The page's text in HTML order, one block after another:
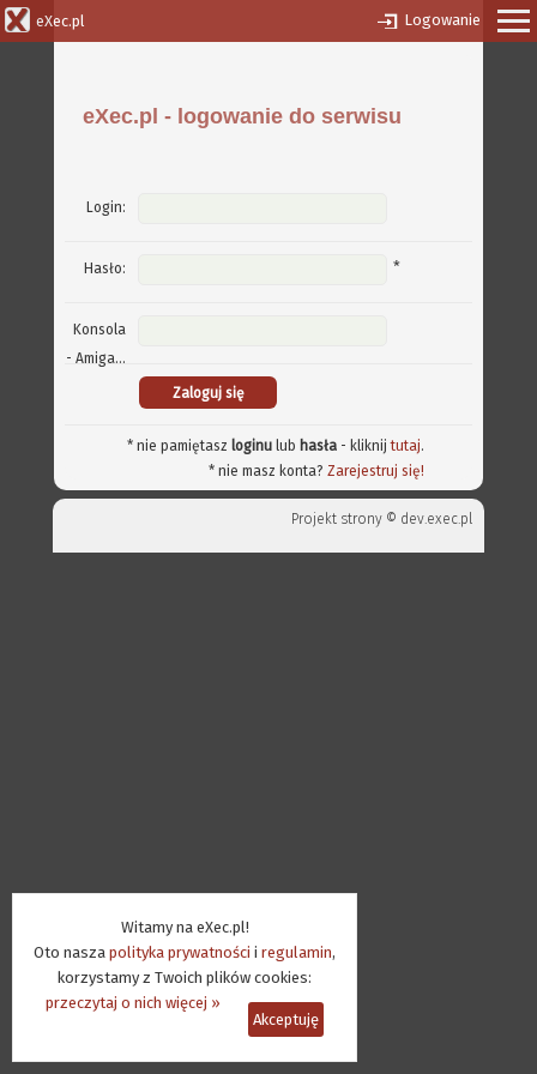
Witamy na eXec.pl!
Oto nasza polityka prywatności i regulamin,
korzystamy z Twoich plików cookies:
przeczytaj o nich więcej »
Akceptuję
eXec.pl Logowanie
eXec.pl - logowanie do serwisu
Login:
Hasło: *
Konsola
- Amiga...
* nie pamiętasz loginu lub hasła - kliknijtutaj.
* nie masz konta? Zarejestruj się!
Projekt strony © dev.exec.pl